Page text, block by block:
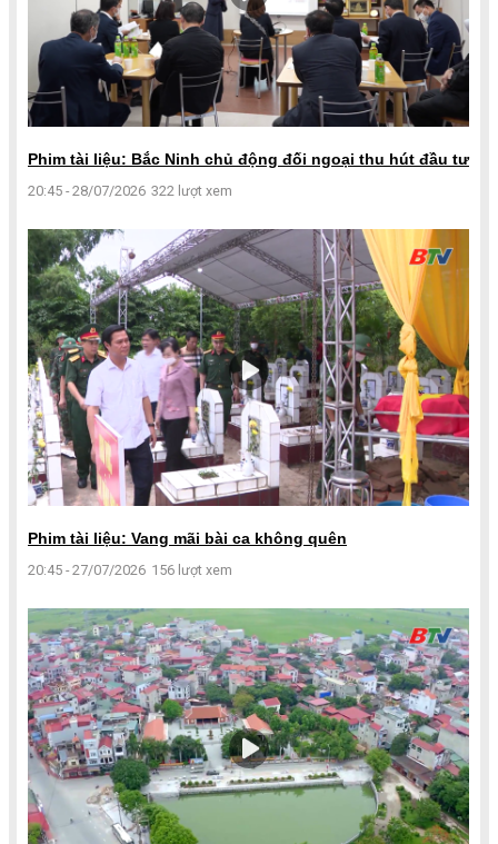
Phim tài liệu: Bắc Ninh chủ động đối ngoại thu hút đầu tư
20:45 - 28/07/2026 322 lượt xem
Phim tài liệu: Vang mãi bài ca không quên
20:45 - 27/07/2026 156 lượt xem